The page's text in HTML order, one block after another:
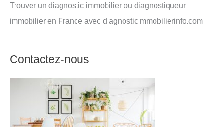
Trouver un diagnostic immobilier ou diagnostiqueur
immobilier en France avec diagnosticimmobilierinfo.com
Contactez-nous